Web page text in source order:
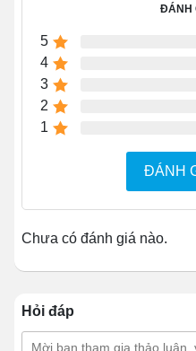
Với công suất và dung tích
45l có thể chế biến gà
ĐÁNH
5
4
3
2
1
ĐÁNH
Chưa có đánh giá nào.
Hỏi đáp